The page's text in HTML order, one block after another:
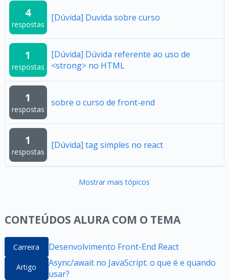
4
respostas
[Dúvida] Duvida sobre curso
1
respostas
[Dúvida] Dúvida referente ao uso de
<strong> no HTML
1
respostas
sobre o curso de front-end
1
respostas
[Dúvida] tag simples no react
Mostrar mais tópicos
CONTEÚDOS ALURA COM O TEMA
Carreira Desenvolvimento Front-End React
Artigo
Async/await no JavaScript: o que é e quando
usar?